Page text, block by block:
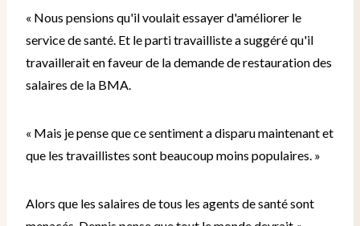
« Nous pensions qu'il voulait essayer d'améliorer le
service de santé. Et le parti travailliste a suggéré qu'il
travaillerait en faveur de la demande de restauration des
salaires de la BMA.
« Mais je pense que ce sentiment a disparu maintenant et
que les travaillistes sont beaucoup moins populaires. »
Alors que les salaires de tous les agents de santé sont